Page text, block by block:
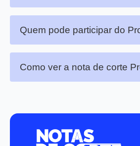
Quem pode participar do
Como ver a nota de corte